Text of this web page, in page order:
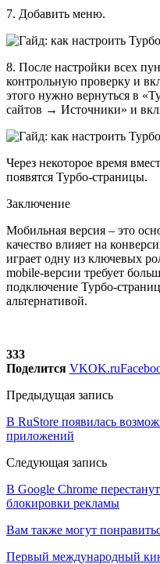
7. Добавить меню.
8. После настройки всех
контрольную проверку и
этого нужно вернуться в
сайтов → Источники» и
Через некоторое время
появятся Турбо-страницы.
Заключение
Мобильная версия – это
качество влияет на
играет одну из ключевых
mobile-версии требует
подключение Турбо-
альтернативой.
333
Поделится VKOK.ru
Предыдущая запись
В RuStore появилась
приложений
Следующая запись
В Google Chrome
блокировки рекламы
Вам также могут
Первый международный